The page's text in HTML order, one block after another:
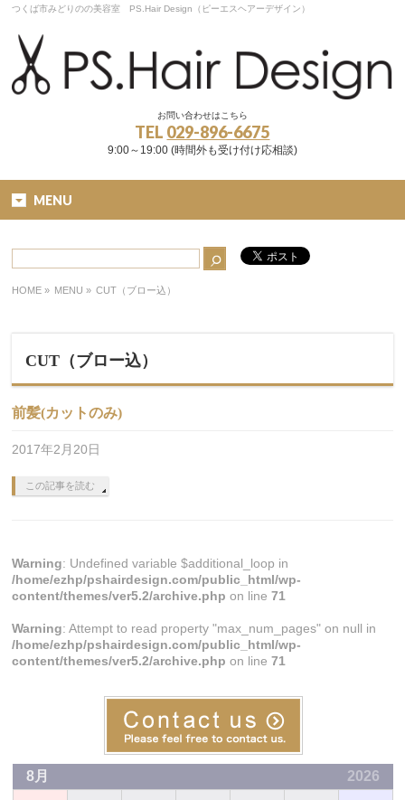
つくば市みどりのの美容室 PS.Hair Design（ピーエスヘアーデザイン）
お問い合わせはこちら
TEL 029-896-6675
9:00～19:00 (時間外も受け付け応相談)
MENU
HOME » MENU » CUT（ブロー込）
CUT（ブロー込）
前髪(カットのみ)
2017年2月20日
この記事を読む
Warning: Undefined variable $additional_loop in
/home/ezhp/pshairdesign.com/public_html/wp-
content/themes/ver5.2/archive.php on line71
Warning: Attempt to read property "max_num_pages" on null in
/home/ezhp/pshairdesign.com/public_html/wp-
content/themes/ver5.2/archive.php on line71
8月 2026